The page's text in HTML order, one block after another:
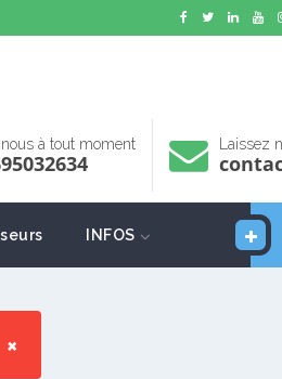
à tout moment Laissez
INFOS
×